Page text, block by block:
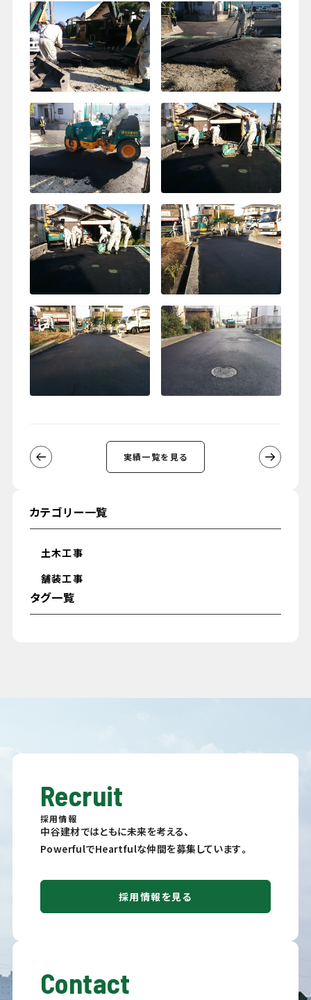
実績一覧を見る
カテゴリー一覧
土木工事
舗装工事
タグ一覧
Recruit
採用情報
中谷建材ではともに未来を考える、
PowerfulでHeartfulな仲間を募集しています。
採用情報を見る
Contact